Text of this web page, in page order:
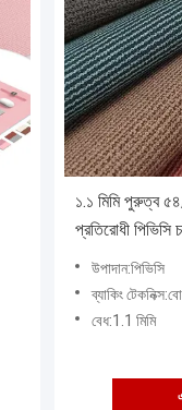
১.১ মিমি পুরুত্ব
প্রতিরোধী পিভিসি
কাপড় ব্যাগ, জুতা
উপাদান:পিভিসি
ব্যাকিং
বেধ:1.1 মিমি